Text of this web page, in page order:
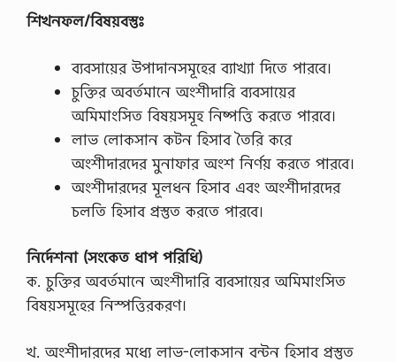
শিখনফল/বিষয়বস্তুঃ
ব্যবসায়ের উপাদানসমূহের ব্যাখ্যা দিতে পারবে।
চুক্তির অবর্তমানে অংশীদারি ব্যবসায়ের
অমিমাংসিত বিষয়সমূহ নিষ্পত্তি করতে পারবে।
লাভ লােকসান কটন হিসাব তৈরি করে
অংশীদারদের মুনাফার অংশ নির্ণয় করতে পারবে।
অংশীদারদের মূলধন হিসাব এবং অংশীদারদের
চলতি হিসাব প্রস্তুত করতে পারবে।
নির্দেশনা (সংকেত ধাপ পরিধি)
ক. চুক্তির অবর্তমানে অংশীদারি ব্যবসায়ের অমিমাংসিত
বিষয়সমূহের নিস্পত্তিরকরণ।
খ. অংশীদারদের মধ্যে লাভ-লােকসান বন্টন হিসাব প্রস্তুত